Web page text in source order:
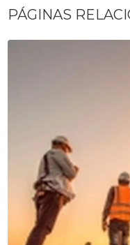
PÁGINAS